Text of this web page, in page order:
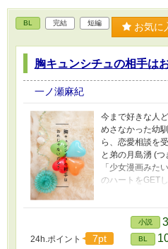
BL 完結 短編 お気に
胸キュンシチュの相手は
一ノ瀬麻紀
今まで好きな人
めさなかった幼
ら、恋愛相談を
と弟の月島湧 (
「少女漫画みた
のハートをGET
ぜか律は湊の前
わりに起こるの
チュエーション
る相手、間違っ
られた真実とは
24h.ポイント 7pt
小説
BL